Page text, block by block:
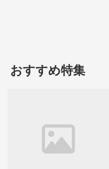
おすすめ特集